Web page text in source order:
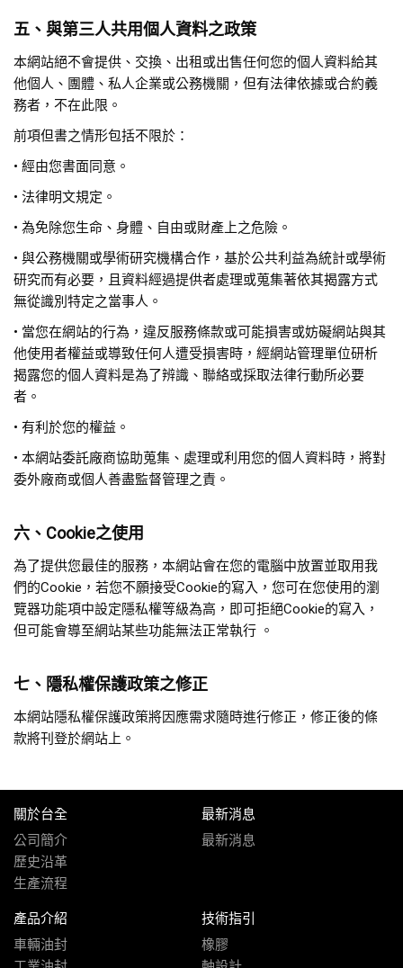
五、與第三人共用個人資料之政策
本網站絕不會提供、交換、出租或出售任何您的個人資料給其
他個人、團體、私人企業或公務機關，但有法律依據或合約義
務者，不在此限。
前項但書之情形包括不限於：
• 經由您書面同意。
• 法律明文規定。
• 為免除您生命、身體、自由或財產上之危險。
• 與公務機關或學術研究機構合作，基於公共利益為統計或學術
研究而有必要，且資料經過提供者處理或蒐集著依其揭露方式
無從識別特定之當事人。
• 當您在網站的行為，違反服務條款或可能損害或妨礙網站與其
他使用者權益或導致任何人遭受損害時，經網站管理單位研析
揭露您的個人資料是為了辨識、聯絡或採取法律行動所必要
者。
• 有利於您的權益。
• 本網站委託廠商協助蒐集、處理或利用您的個人資料時，將對
委外廠商或個人善盡監督管理之責。
六、Cookie之使用
為了提供您最佳的服務，本網站會在您的電腦中放置並取用我
們的Cookie，若您不願接受Cookie的寫入，您可在您使用的瀏
覽器功能項中設定隱私權等級為高，即可拒絕Cookie的寫入，
但可能會導至網站某些功能無法正常執行 。
七、隱私權保護政策之修正
本網站隱私權保護政策將因應需求隨時進行修正，修正後的條
款將刊登於網站上。
關於台全
公司簡介
歷史沿革
生產流程
最新消息
最新消息
產品介紹
車輛油封
技術指引
橡膠